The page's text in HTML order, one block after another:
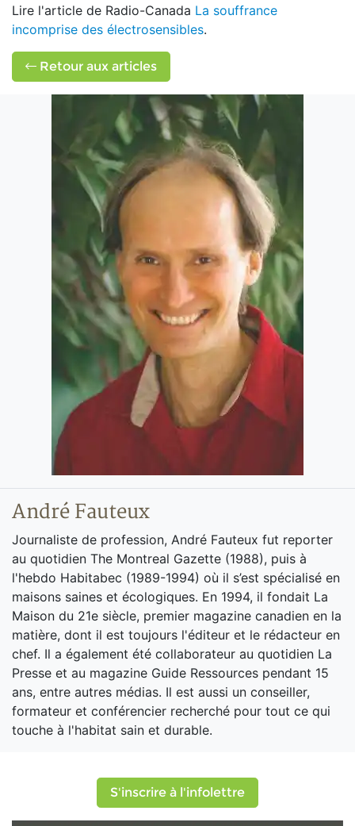
Lire l'article de Radio-Canada La souffrance
incomprise des électrosensibles.
Retour aux articles
André Fauteux
Journaliste de profession, André Fauteux fut reporter
au quotidien The Montreal Gazette (1988), puis à
l'hebdo Habitabec (1989-1994) où il s’est spécialisé en
maisons saines et écologiques. En 1994, il fondait La
Maison du 21e siècle, premier magazine canadien en la
matière, dont il est toujours l'éditeur et le rédacteur en
chef. Il a également été collaborateur au quotidien La
Presse et au magazine Guide Ressources pendant 15
ans, entre autres médias. Il est aussi un conseiller,
formateur et conférencier recherché pour tout ce qui
touche à l'habitat sain et durable.
S'inscrire à l'infolettre